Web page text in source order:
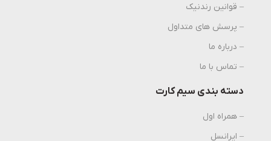
– قوانین رندنیک
– پرسش های متداول
– درباره ما
– تماس با ما
دسته بندی سیم کارت
– همراه اول
– ایرانسل